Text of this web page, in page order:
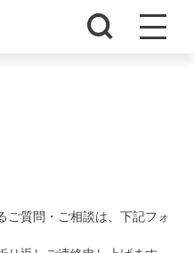
ご質問・ご相談は、下記フォ